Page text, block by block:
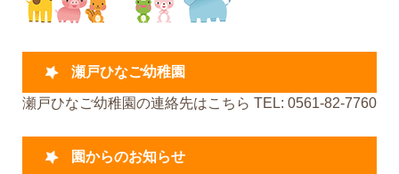
瀬戸ひなご幼稚園
瀬戸ひなご幼稚園の連絡先はこちら TEL: 0561-82-7760
園からのお知らせ